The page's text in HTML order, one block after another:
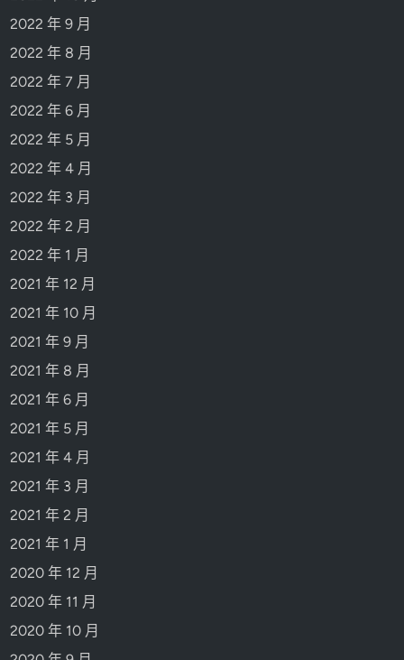
2022 年 9 月
2022 年 8 月
2022 年 7 月
2022 年 6 月
2022 年 5 月
2022 年 4 月
2022 年 3 月
2022 年 2 月
2022 年 1 月
2021 年 12 月
2021 年 10 月
2021 年 9 月
2021 年 8 月
2021 年 6 月
2021 年 5 月
2021 年 4 月
2021 年 3 月
2021 年 2 月
2021 年 1 月
2020 年 12 月
2020 年 11 月
2020 年 10 月